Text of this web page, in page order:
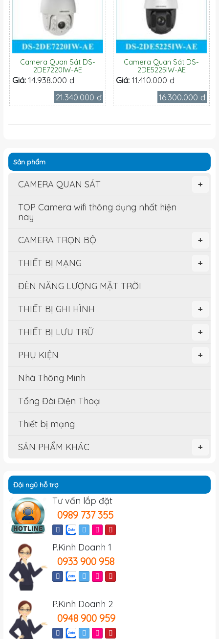
Camera Quan Sát DS-
2DE7220IW-AE
Giá: 14.938.000 đ
21.340.000 đ
Camera Quan Sát DS-
2DE5225IW-AE
Giá: 11.410.000 đ
16.300.000 đ
Sản phẩm
+
CAMERA QUAN SÁT
TOP Camera wifi thông dụng nhất hiện
nay
+
CAMERA TRỌN BỘ
+
THIẾT BỊ MẠNG
ĐÈN NĂNG LƯỢNG MẶT TRỜI
+
THIẾT BỊ GHI HÌNH
+
THIẾT BỊ LƯU TRỮ
+
PHỤ KIỆN
Nhà Thông Minh
Tổng Đài Điện Thoại
Thiết bị mạng
+
SẢN PHẨM KHÁC
Đội ngũ hỗ trợ
Tư vấn lắp đặt
0989 737 355
P.Kinh Doanh 1
0933 900 958
P.Kinh Doanh 2
0948 900 959